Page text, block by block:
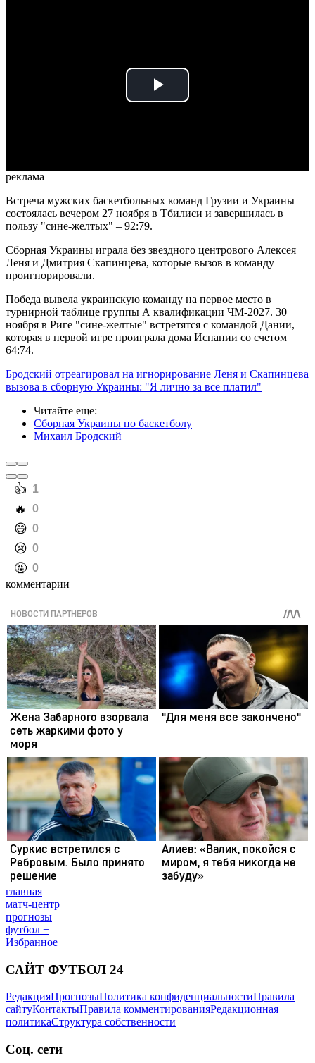
Play
реклама
Встреча мужских баскетбольных команд Грузии и Украины
состоялась вечером 27 ноября в Тбилиси и завершилась в
пользу "сине-желтых" – 92:79.
Сборная Украины играла без звездного центрового Алексея
Леня и Дмитрия Скапинцева, которые вызов в команду
проигнорировали.
Победа вывела украинскую команду на первое место в
турнирной таблице группы А квалификации ЧМ-2027. 30
ноября в Риге "сине-желтые" встретятся с командой Дании,
которая в первой игре проиграла дома Испании со счетом
64:74.
Бродский отреагировал на игнорирование Леня и Скапинцева
вызова в сборную Украины: "Я лично за все платил"
Читайте еще:
Сборная Украины по баскетболу
Михаил Бродский
️👍 1
️🔥 0
️😄 0
️😢 0
️🤬 0
комментарии
главная
матч-центр
прогнозы
футбол +
Избранное
САЙТ ФУТБОЛ 24
РедакцияПрогнозыПолитика конфиденциальностиПравила
сайтуКонтактыПравила комментированияРедакционная
политикаСтруктура собственности
Соц. сети